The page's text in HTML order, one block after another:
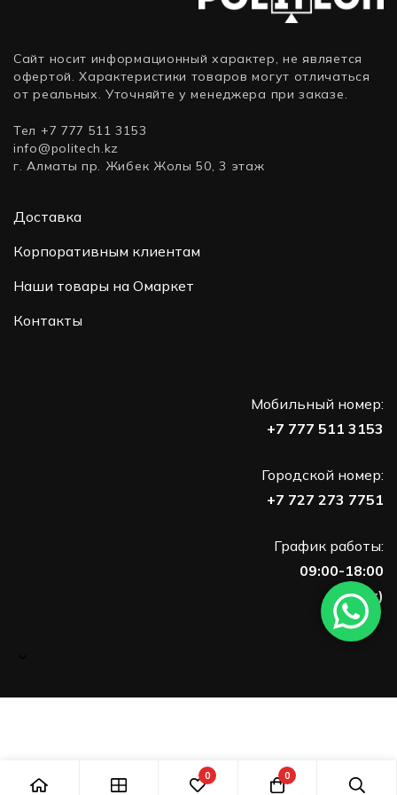
Сайт носит информационный характер, не является
офертой. Характеристики товаров могут отличаться
от реальных. Уточняйте у менеджера при заказе.
Тел +7 777 511 3153
info@politech.kz
г. Алматы пр. Жибек Жолы 50, 3 этаж
Доставка
Корпоративным клиентам
Наши товары на Омаркет
Контакты
Мобильный номер:
+7 777 511 3153
Городской номер:
+7 727 273 7751
График работы:
09:00-18:00
(Пн-Пт)
0 0